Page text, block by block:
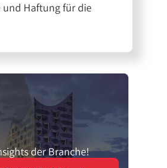
Haftung für die
der Branche!